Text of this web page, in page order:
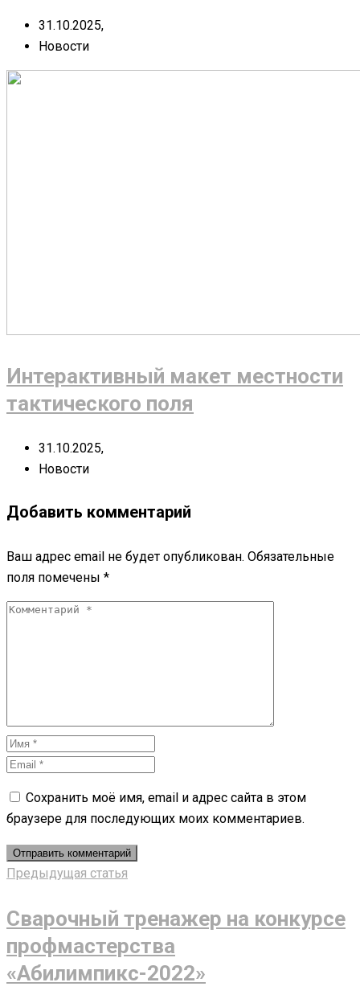
31.10.2025,
Новости
Интерактивный макет местности
тактического поля
31.10.2025,
Новости
Добавить комментарий
Ваш адрес email не будет опубликован. Обязательные
поля помечены *
Сохранить моё имя, email и адрес сайта в этом
браузере для последующих моих комментариев.
Предыдущая статья
Сварочный тренажер на конкурсе
профмастерства
«Абилимпикс-2022»